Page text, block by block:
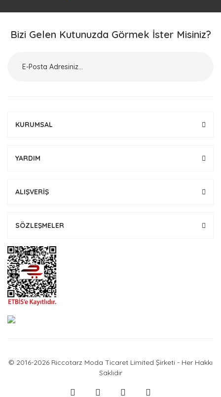
Bizi Gelen Kutunuzda Görmek İster Misiniz?
KURUMSAL
YARDIM
ALIŞVERİŞ
SÖZLEŞMELER
© 2016-2026 Riccotarz Moda Ticaret Limited Şirketi - Her Hakkı
Saklıdır